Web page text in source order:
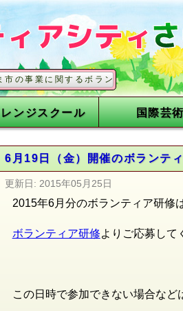
関するボランティアを募集しています
ンジスクール 国際芸
6月19日（金）開催のボランテ
更新日: 2015年05月25日
2015年6月分のボランティア研修
ボランティア研修よりご応募して
この日時で参加できない場合な